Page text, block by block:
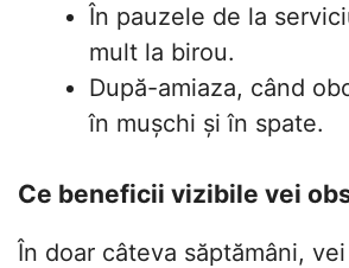
În pauzele de la
mult la birou.
După-amiaza, când
în mușchi și în spate.
Ce beneficii vizibile vei
În doar câteva săptămâni,